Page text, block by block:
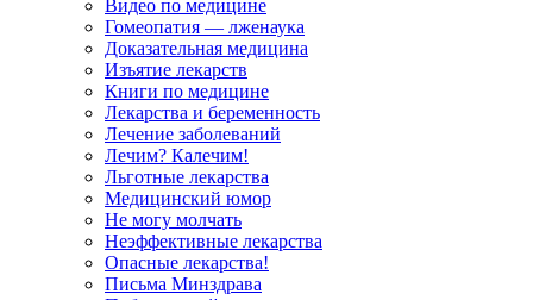
Видео по медицине
Гомеопатия — лженаука
Доказательная медицина
Изъятие лекарств
Книги по медицине
Лекарства и беременность
Лечение заболеваний
Лечим? Калечим!
Льготные лекарства
Медицинский юмор
Не могу молчать
Неэффективные лекарства
Опасные лекарства!
Письма Минздрава